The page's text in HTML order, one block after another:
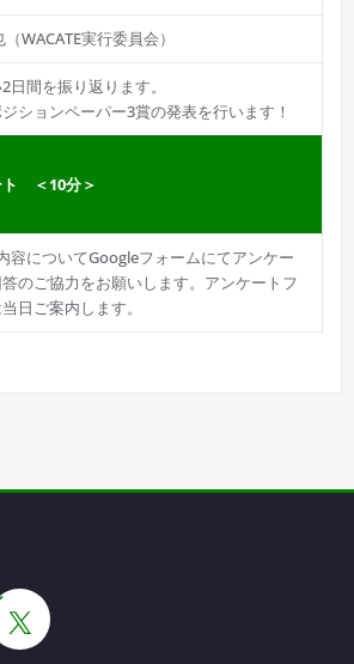
WACATE実行委員会）
日間を振り返ります。
ションペーパー3賞の発表を行います！
ト ＜10分＞
容についてGoogleフォームにてアンケー
答のご協力をお願いします。アンケートフ
日ご案内します。